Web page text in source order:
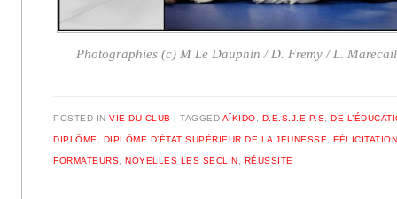
Photographies (c) M Le Dauphin / D. Fremy / L.
POSTED INVIE DU CLUB |TAGGED AÏKIDO D.E.S.J.E.P.S ,DE
DIPLÔME DIPLÔME D’ÉTAT SUPÉRIEUR DE LA JEUNESSE ,
FORMATEURS ,NOYELLES LES SECLIN RÉUSSITE